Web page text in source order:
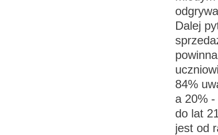
Dalej
84%
a 20%
do lat
jest od